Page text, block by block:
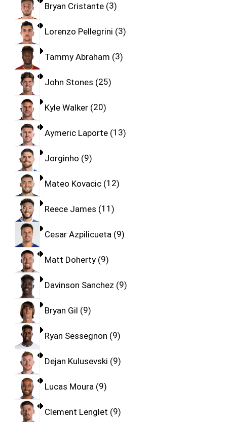
Bryan Cristante 3
Lorenzo Pellegrini 3
Tammy Abraham 3
John Stones 25
Kyle Walker 20
Aymeric Laporte 13
Jorginho 9
Mateo Kovacic 12
Reece James 11
Cesar Azpilicueta 9
Matt Doherty 9
Davinson Sanchez 9
Bryan Gil 9
Ryan Sessegnon 9
Dejan Kulusevski 9
Lucas Moura 9
Clement Lenglet 9